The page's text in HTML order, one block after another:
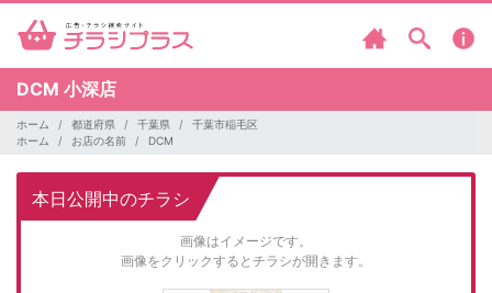
DCM 小深店
ホーム 都道府県 千葉県
千葉市稲毛区
ホーム
お店の名前 DCM
本日公開中のチラシ
画像はイメージです。
画像をクリックするとチラシが開きます。